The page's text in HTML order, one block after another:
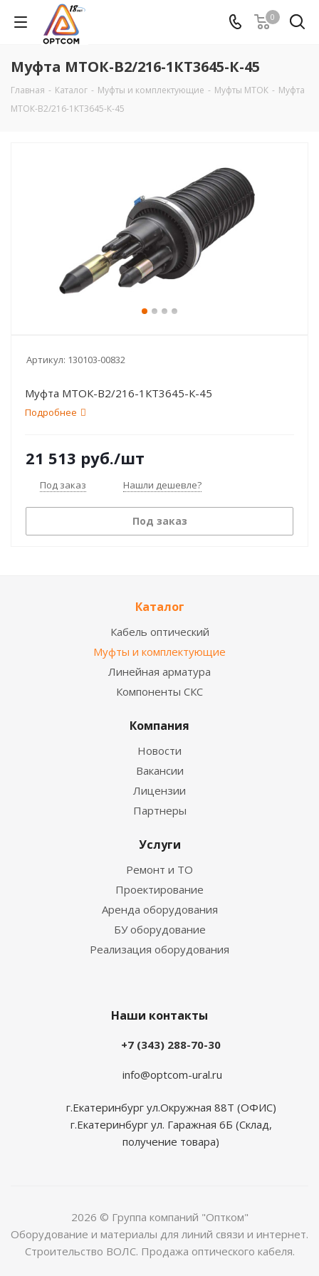
0
Муфта МТОК-В2/216-1КТ3645-К-45
Главная - Каталог - Муфты и комплектующие - Муфты МТОК - Муфта
МТОК-В2/216-1КТ3645-К-45
Артикул: 130103-00832
Муфта МТОК-В2/216-1КТ3645-К-45
Подробнее
21 513 руб./шт
Под заказ Нашли дешевле?
Под заказ
Каталог
Кабель оптический
Муфты и комплектующие
Линейная арматура
Компоненты СКС
Компания
Новости
Вакансии
Лицензии
Партнеры
Услуги
Ремонт и ТО
Проектирование
Аренда оборудования
БУ оборудование
Реализация оборудования
Наши контакты
+7 (343) 288-70-30
info@optcom-ural.ru
г.Екатеринбург ул.Окружная 88Т (ОФИС)
г.Екатеринбург ул. Гаражная 6Б (Склад,
получение товара)
2026 © Группа компаний "Оптком"
Оборудование и материалы для линий связи и интернет.
Строительство ВОЛС. Продажа оптического кабеля.